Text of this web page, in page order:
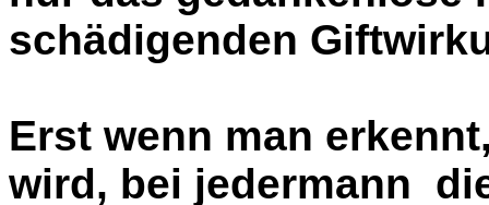
schädigenden
Erst wenn man
wird, bei jedermann